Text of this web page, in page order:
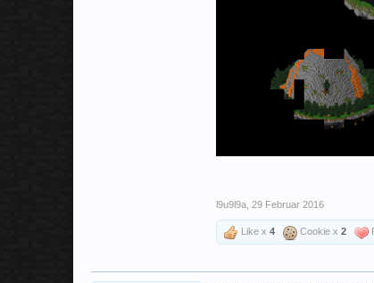
l9u9l9a 29 Februar 2016
Like x 4 Cookie x 2